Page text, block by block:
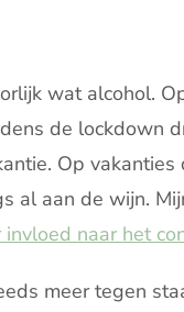
wat alcohol.
de lockdown
Op
al aan de wijn.
invloed naar het
meer tegen